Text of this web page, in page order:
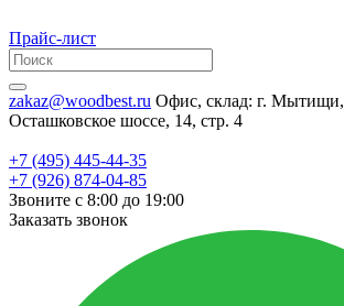
Прайс-лист
zakaz@woodbest.ru Офис, склад: г. Мытищи,
Осташковское шоссе, 14, стр. 4
+7 (495) 445-44-35
+7 (926) 874-04-85
Звоните с 8:00 до 19:00
Заказать звонок